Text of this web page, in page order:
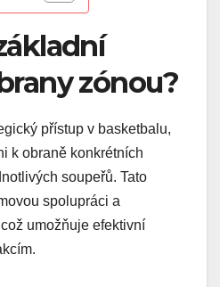
zónou?
přístup v basketbalu,
k obraně konkrétních
soupeřů. Tato
spolupráci a
umožňuje efektivní